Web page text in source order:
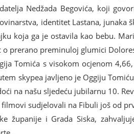
Nedžada Begovića, koji
identitet Lastana, junaka
koja ga je ostavila kao bebu.
prerano preminuloj glumici
Tomića s visokom ocjenom
skypea javljeno je Oggiju
na našu sljedeću jubilarnu 10.
sudjelovali na Fibuli još od
županije i Grada Siska,